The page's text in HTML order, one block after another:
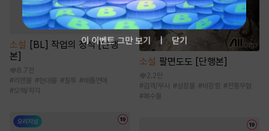
소설 [BL] 작업의 정석 [단행
본]
8.7천
#리맨물 #현대물 #질투 #배틀연애
#오해/착각
소설 팔면도도 [단행본]
2.2만
#검객/무사 #성장물 #비장함 #전통무협
#복수물
이 이벤트 그만 보기 닫기